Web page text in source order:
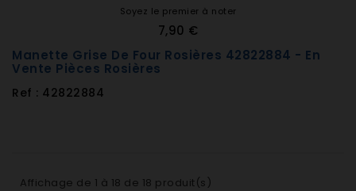
Soyez le premier à noter
7,90 €
Manette Grise De Four Rosières 42822884 - En
Vente Pièces Rosières
Ref : 42822884
Affichage de 1 à 18 de 18 produit(s)